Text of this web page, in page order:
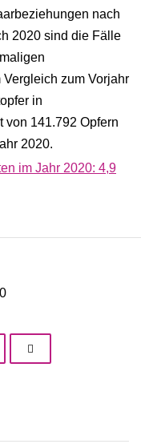
nach
2020 sind die Fälle
zum Vorjahr
in
von 141.792 Opfern
2020.
im Jahr 2020: 4,9